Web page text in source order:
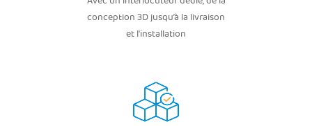
conception 3D jusqu’à la livraison
et l'installation